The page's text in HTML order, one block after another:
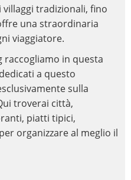
tradizionali, fino
una straordinaria
viaggiatore.
raccogliamo in questa
a questo
sulla
troverai città,
piatti tipici,
organizzare al meglio il